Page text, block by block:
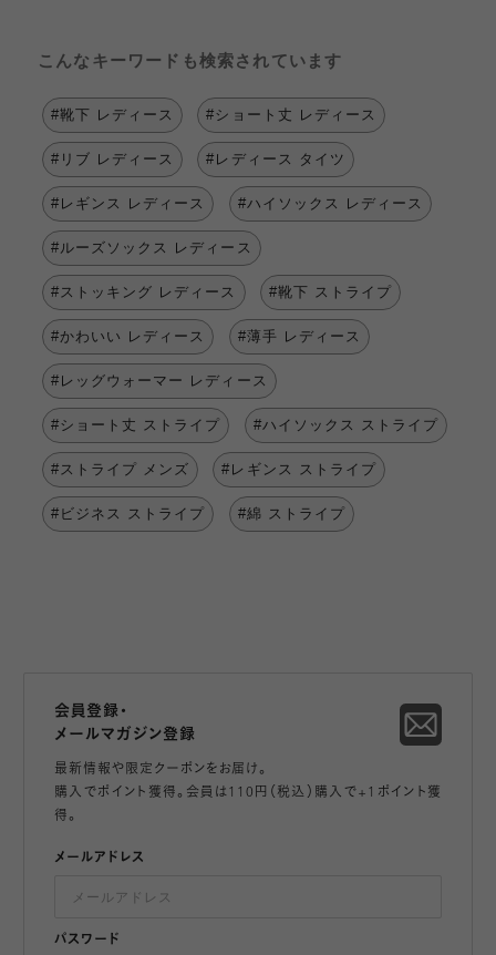
こんなキーワードも検索されています
#靴下 レディース #ショート丈 レディース
#リブ レディース #レディース タイツ
#レギンス レディース #ハイソックス レディース
#ルーズソックス レディース
#ストッキング レディース #靴下 ストライプ
#かわいい レディース #薄手 レディース
#レッグウォーマー レディース
#ショート丈 ストライプ #ハイソックス ストライプ
#ストライプ メンズ #レギンス ストライプ
#ビジネス ストライプ #綿 ストライプ
会員登録・
メールマガジン登録
最新情報や限定クーポンをお届け。
購入でポイント獲得。会員は110円（税込）購入で+1ポイント獲
得。
メールアドレス
パスワード